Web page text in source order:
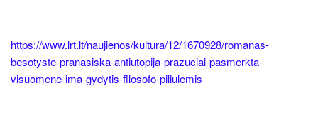
https://www.lrt.lt/naujienos/kultura/12/1670928/romanas-
besotyste-pranasiska-antiutopija-prazuciai-pasmerkta-
visuomene-ima-gydytis-filosofo-piliulemis